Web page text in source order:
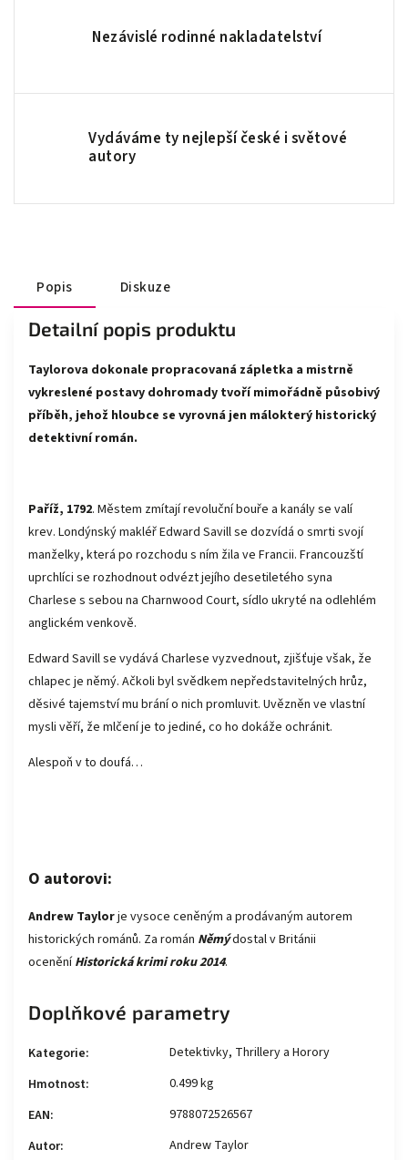
Nezávislé rodinné nakladatelství
Vydáváme ty nejlepší české i světové
autory
Popis Diskuze
Detailní popis produktu
Taylorova dokonale propracovaná zápletka a mistrně
vykreslené postavy dohromady tvoří mimořádně působivý
příběh, jehož hloubce se vyrovná jen málokterý historický
detektivní román.
Paříž, 1792. Městem zmítají revoluční bouře a kanály se valí
krev. Londýnský makléř Edward Savill se dozvídá o smrti svojí
manželky, která po rozchodu s ním žila ve Francii. Francouzští
uprchlíci se rozhodnout odvézt jejího desetiletého syna
Charlese s sebou na Charnwood Court, sídlo ukryté na odlehlém
anglickém venkově.
Edward Savill se vydává Charlese vyzvednout, zjišťuje však, že
chlapec je němý. Ačkoli byl svědkem nepředstavitelných hrůz,
děsivé tajemství mu brání o nich promluvit. Uvězněn ve vlastní
mysli věří, že mlčení je to jediné, co ho dokáže ochránit.
Alespoň v to doufá…
O autorovi:
Andrew Taylorje vysoce ceněným a prodávaným autorem
historických románů. Za román Němýdostal v Británii
oceněníHistorická krimi roku 2014.
Doplňkové parametry
Kategorie:
Detektivky, Thrillery a Horory
Hmotnost:
0.499 kg
EAN:
9788072526567
Autor: Andrew Taylor